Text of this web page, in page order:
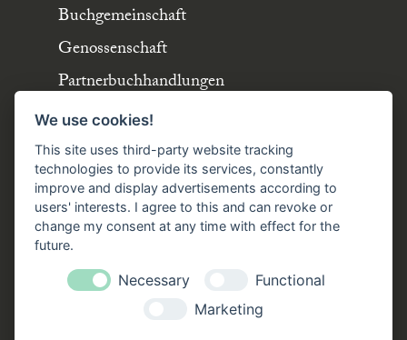
Buchgemeinschaft
Genossenschaft
Partnerbuchhandlungen
Büchergilde online
Stellenangebote
Folgen Sie uns!
FacebookInstagramYouTubeTikTok
Zustellung durch:
We use cookies!
This site uses third-party website tracking
technologies to provide its services, constantly
improve and display advertisements according to
users' interests. I agree to this and can revoke or
change my consent at any time with effect for the
future.
Necessary
Functional
Marketing